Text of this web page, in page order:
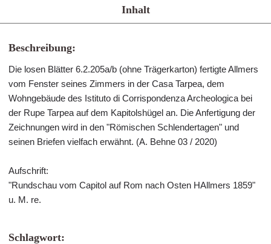
Inhalt
Beschreibung:
Die losen Blätter 6.2.205a/b (ohne Trägerkarton) fertigte Allmers
vom Fenster seines Zimmers in der Casa Tarpea, dem
Wohngebäude des Istituto di Corrispondenza Archeologica bei
der Rupe Tarpea auf dem Kapitolshügel an. Die Anfertigung der
Zeichnungen wird in den "Römischen Schlendertagen" und
seinen Briefen vielfach erwähnt. (A. Behne 03 / 2020)
Aufschrift:
"Rundschau vom Capitol auf Rom nach Osten HAllmers 1859"
u. M. re.
Schlagwort: